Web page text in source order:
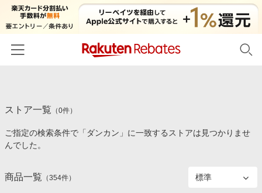
カテゴリー一覧
百貨店・総合ECモール
食品・スイーツ・お酒
イベント一覧
初回購入者限定特典
ストア一覧 （0件）
ご指定の検索条件で「ダンカン」に一致するストアは見つかりませ
んでした。
商品一覧 （354件）